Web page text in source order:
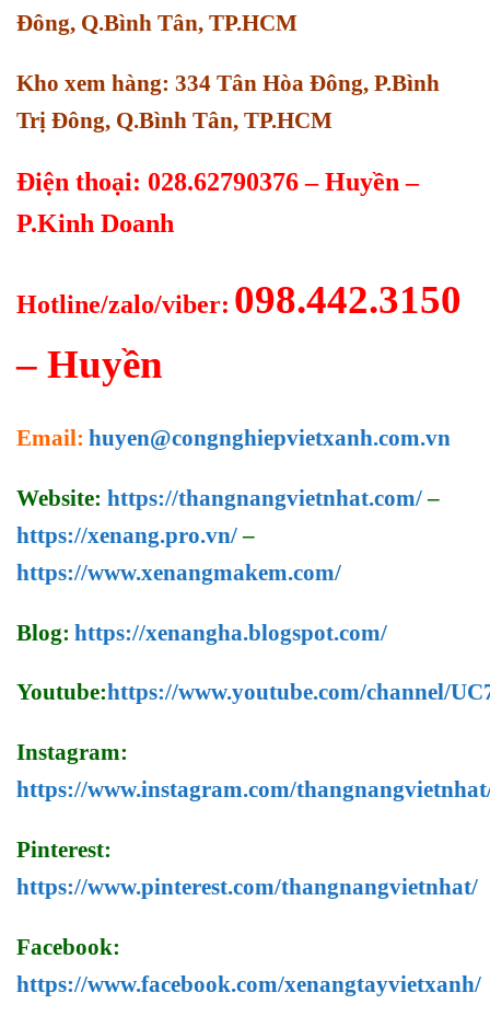
Đông, Q.Bình Tân, TP.HCM
Kho xem hàng: 334 Tân Hòa Đông, P.Bình
Trị Đông, Q.Bình Tân, TP.HCM
Điện thoại: 028.62790376 – Huyền –
P.Kinh Doanh
Hotline/zalo/viber: 098.442.3150
– Huyền
Email: huyen@congnghiepvietxanh.com.vn
Website: https://thangnangvietnhat.com/–
https://xenang.pro.vn/–
https://www.xenangmakem.com/
Blog: https://xenangha.blogspot.com/
Youtube:https://www.youtube.com/channel/
Instagram:
https://www.instagram.com/
Pinterest:
https://www.pinterest.com/thangnangvietnhat/
Facebook:
https://www.facebook.com/xenangtayvietxanh/